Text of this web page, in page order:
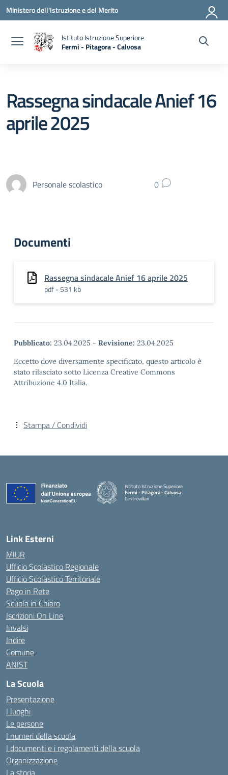
Vai ai contenuti
Vai al menu di navigazione
Vai al footer
Ministero dell'Istruzione e del Merito
Istituto Istruzione Superiore
Fermi - Pitagora - Calvosa
— Visita la pagina iniziale della scuola
Rassegna sindacale Anief 16
aprile 2025
Personale scolastico 0
Documenti
Rassegna sindacale Anief 16 aprile 2025
pdf - 531 kb
Pubblicato: 23.04.2025 - Revisione: 23.04.2025
Eccetto dove diversamente specificato, questo articolo è
stato rilasciato sotto Licenza Creative Commons
Attribuzione 4.0 Italia.
Stampa / Condividi
Istituto Istruzione Superiore
Fermi - Pitagora - Calvosa
Castrovillari
Link Esterni
MIUR
Ufficio Scolastico Regionale
Ufficio Scolastico Territoriale
Pago in Rete
Scuola in Chiaro
Iscrizioni On Line
Invalsi
Indire
Comune
ANIST
La Scuola
Presentazione
I luoghi
Le persone
I numeri della scuola
I documenti e i regolamenti della scuola
Organizzazione
La storia